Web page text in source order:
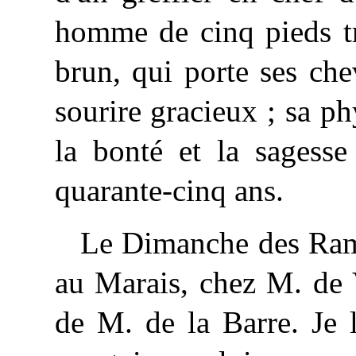
homme de cinq pieds
brun, qui porte ses
sourire gracieux ; sa
la bonté et la
quarante-cinq ans.
Le Dimanche des
au Marais, chez M.
de M. de la Barre. Je